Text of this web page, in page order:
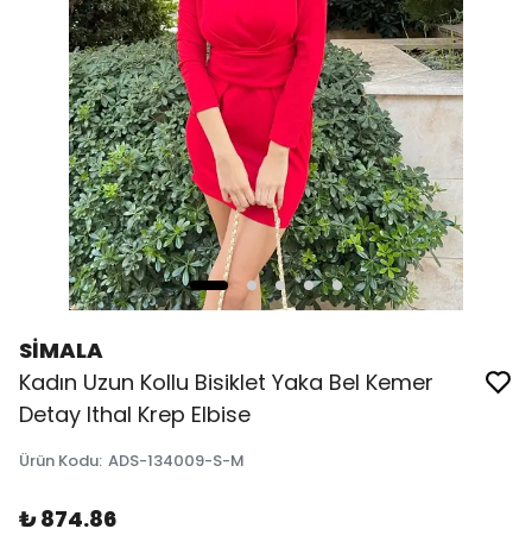
SİMALA
Kadın Uzun Kollu Bisiklet Yaka Bel Kemer
Detay Ithal Krep Elbise
Ürün Kodu: ADS-134009-S-M
₺ 874.86